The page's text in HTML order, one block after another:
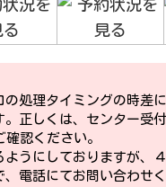
処理タイミングの時差
正しくは、センター受
認ください。
うにしておりますが、
電話にてお問い合わせく